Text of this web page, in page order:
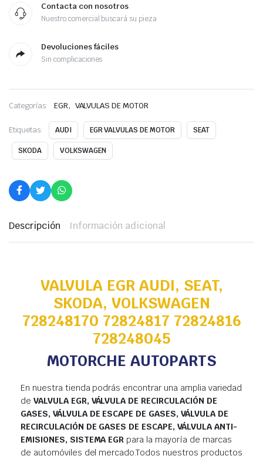
Contacta con nosotros
Nuestro comercial buscará su pieza
Devoluciones fáciles
Sin complicaciones
Categorías: EGR, VALVULAS DE MOTOR
Etiquetas: AUDI EGR VALVULAS DE MOTOR SEAT
SKODA VOLKSWAGEN
Descripción Información adicional
VALVULA EGR AUDI, SEAT,
SKODA, VOLKSWAGEN
728248170 72824817 72824816
728248045
MOTORCHE AUTOPARTS
En nuestra tienda podrás encontrar una amplia variedad
de VALVULA EGR, VÁLVULA DE RECIRCULACIÓN DE
GASES, VÁLVULA DE ESCAPE DE GASES, VÁLVULA DE
RECIRCULACIÓN DE GASES DE ESCAPE, VÁLVULA ANTI-
EMISIONES, SISTEMA EGR para la mayoría de marcas
de automóviles del mercado.Todos nuestros productos